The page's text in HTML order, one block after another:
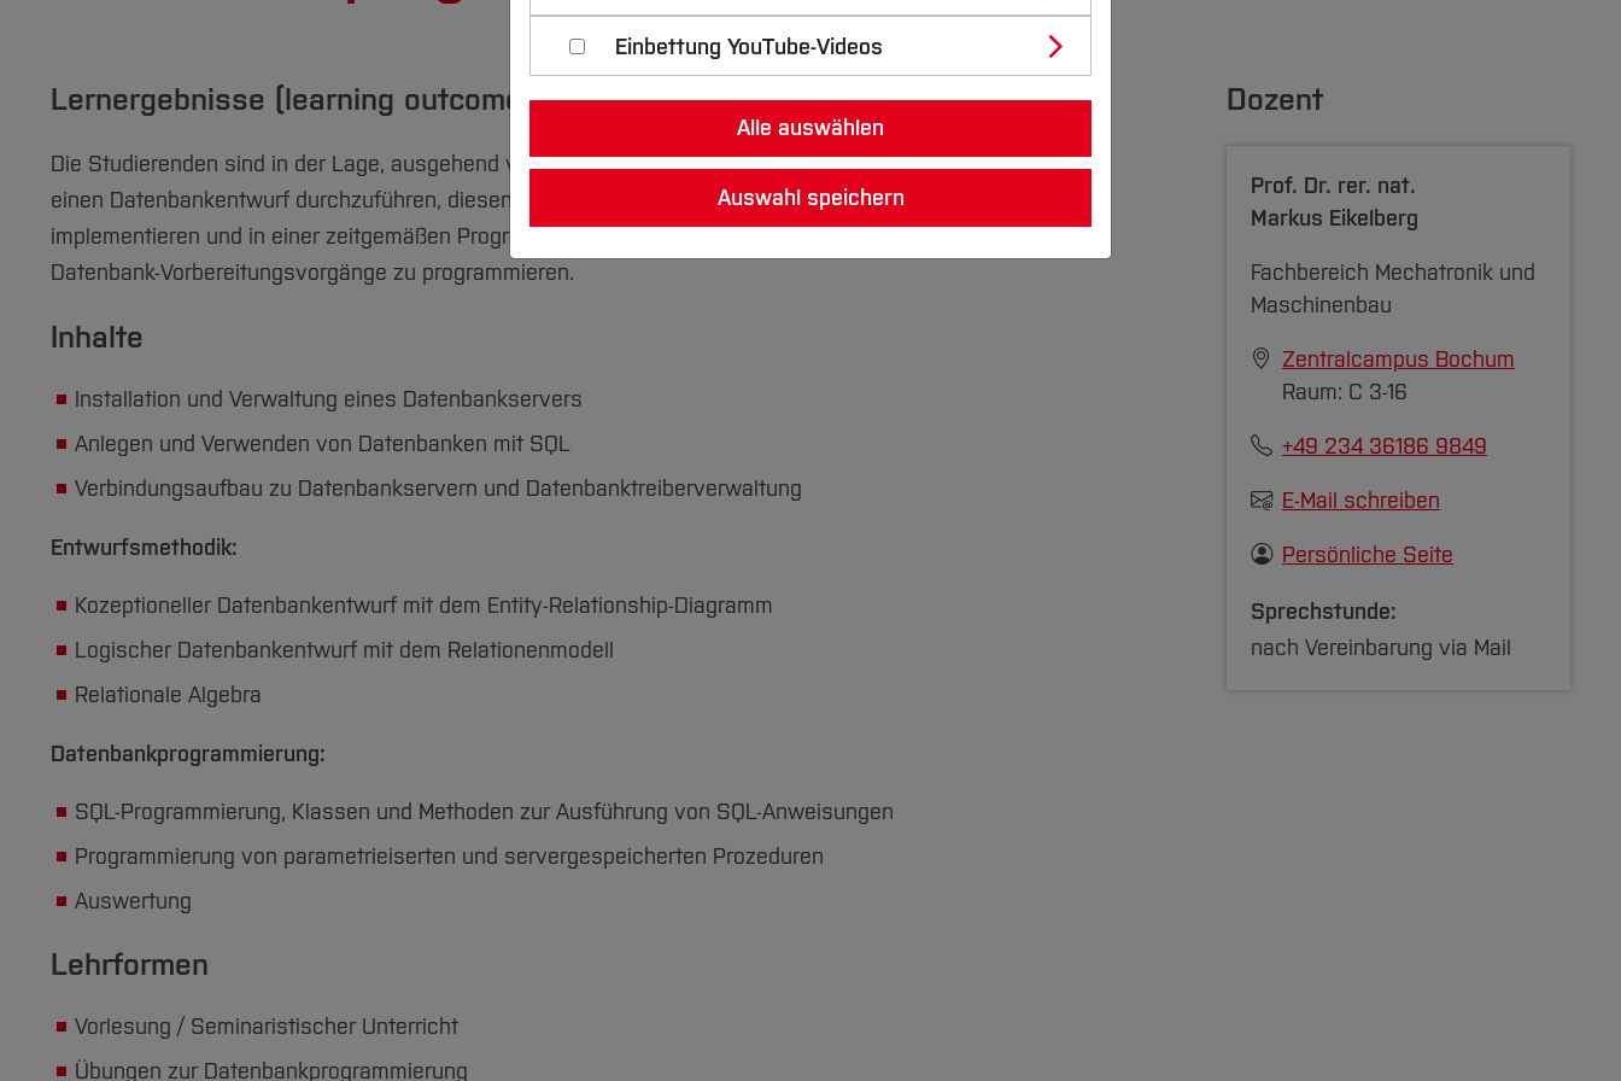
Lernergebnisse (learning outcomes) / Kompetenzen
Die Studierenden sind in der Lage, ausgehend von einer Analyse der betrieblichen Anforderungen
einen Datenbankentwurf durchzuführen, diesen Entwurf mit Hilfe der Sprache SQL zu
implementieren und in einer zeitgemäßen Programmiersprache (derzeit Java) über das Netzwerk
Datenbank-Vorbereitungsvorgänge zu programmieren.
Inhalte
Installation und Verwaltung eines Datenbankservers
Anlegen und Verwenden von Datenbanken mit SQL
Verbindungsaufbau zu Datenbankservern und Datenbanktreiberverwaltung
Entwurfsmethodik:
Kozeptioneller Datenbankentwurf mit dem Entity-Relationship-Diagramm
Logischer Datenbankentwurf mit dem Relationenmodell
Relationale Algebra
Datenbankprogrammierung:
SQL-Programmierung, Klassen und Methoden zur Ausführung von SQL-Anweisungen
Programmierung von parametrieiserten und servergespeicherten Prozeduren
Auswertung
Lehrformen
Vorlesung / Seminaristischer Unterricht
Übungen zur Datenbankprogrammierung
Dozent
Prof. Dr. rer. nat.
Markus Eikelberg
Fachbereich Mechatronik und
Maschinenbau
Zentralcampus Bochum
Raum: C 3-16
+49 234 36186 9849
E-Mail schreiben
Persönliche Seite
Sprechstunde:
nach Vereinbarung via Mail
Einbettung YouTube-Videos
Alle auswählen
Auswahl speichern